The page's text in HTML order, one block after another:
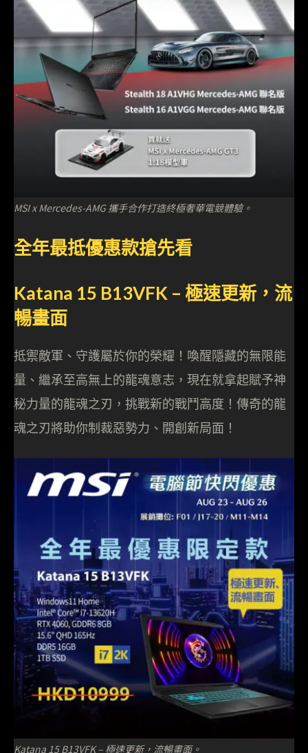
MSI x Mercedes-AMG 攜手合作打造終極奢華電競體驗。
全年最抵優惠款搶先看
Katana 15 B13VFK – 極速更新，流
暢畫面
抵禦敵軍、守護屬於你的榮耀！喚醒隱藏的無限能
量、繼承至高無上的龍魂意志，現在就拿起賦予神
秘力量的龍魂之刃，挑戰新的戰鬥高度！傳奇的龍
魂之刃將助你制裁惡勢力、開創新局面！
Katana 15 B13VFK – 極速更新，流暢畫面。